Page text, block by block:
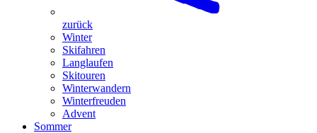
zurück
Winter
Skifahren
Langlaufen
Skitouren
Winterwandern
Winterfreuden
Advent
Sommer